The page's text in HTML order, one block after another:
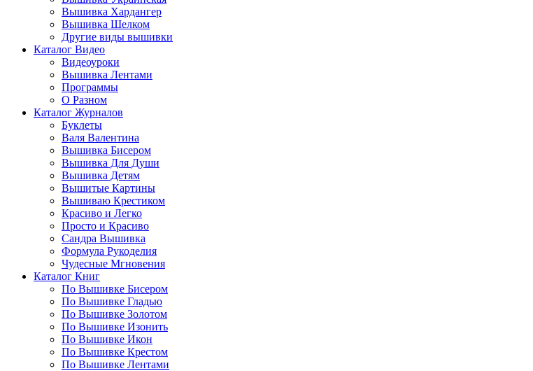
Вышивка Хардангер
Вышивка Шелком
Другие виды вышивки
Каталог Видео
Видеоуроки
Вышивка Лентами
Программы
О Разном
Каталог Журналов
Буклеты
Валя Валентина
Вышивка Бисером
Вышивка Для Души
Вышивка Детям
Вышитые Картины
Вышиваю Крестиком
Красиво и Легко
Просто и Красиво
Сандра Вышивка
Формула Рукоделия
Чудесные Мгновения
Каталог Книг
По Вышивке Бисером
По Вышивке Гладью
По Вышивке Золотом
По Вышивке Изонить
По Вышивке Икон
По Вышивке Крестом
По Вышивке Лентами